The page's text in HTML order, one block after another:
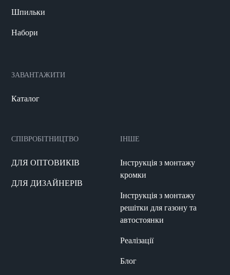
Шпильки
Набори
ЗАВАНТАЖИТИ
Каталог
СПІВРОБІТНИЦТВО
ДЛЯ ОПТОВИКІВ
ДЛЯ ДИЗАЙНЕРІВ
ІНШЕ
Інструкція з монтажу
кромки
Інструкція з монтажу
решітки для газону та
автостоянки
Реалізації
Блог